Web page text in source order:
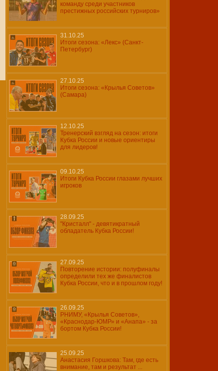
команду среди участников
престижных российских турниров»
31.10.25
Итоги сезона: «Лекс» (Санкт-
Петербург)
27.10.25
Итоги сезона: «Крылья Советов»
(Самара)
12.10.25
Тренерский взгляд на сезон: итоги
Кубка России и новые ориентиры
для лидеров!
09.10.25
Итоги Кубка России глазами лучших
игроков
28.09.25
"Кристалл" - девятикратный
обладатель Кубка России!
27.09.25
Повторение истории: полуфиналы
определили тех же финалистов
Кубка России, что и в прошлом году!
26.09.25
РНИМУ, «Крылья Советов»,
«Краснодар-ЮМР» и «Анапа» - за
бортом Кубка России!
25.09.25
Анастасия Горшкова: Там, где есть
внимание, там и результат ...